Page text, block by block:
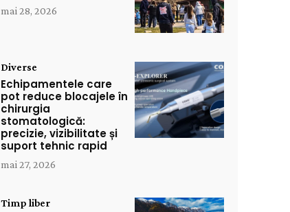
mai 28, 2026
Diverse
Echipamentele care
pot reduce blocajele în
chirurgia
stomatologică:
precizie, vizibilitate și
suport tehnic rapid
mai 27, 2026
Timp liber